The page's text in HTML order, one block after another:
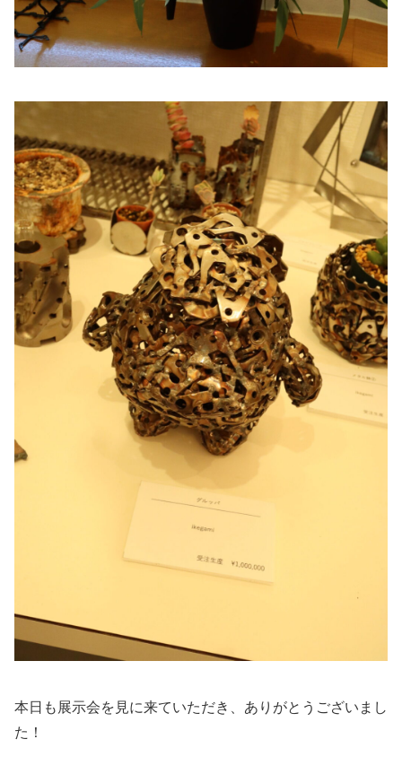
本日も展示会を見に来ていただき、ありがとうございまし
た！